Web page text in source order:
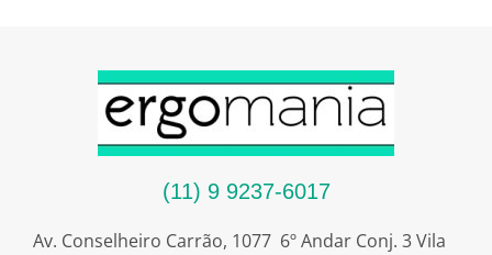
(11) 9 9237-6017
Av. Conselheiro Carrão, 1077 6º Andar Conj. 3 Vila